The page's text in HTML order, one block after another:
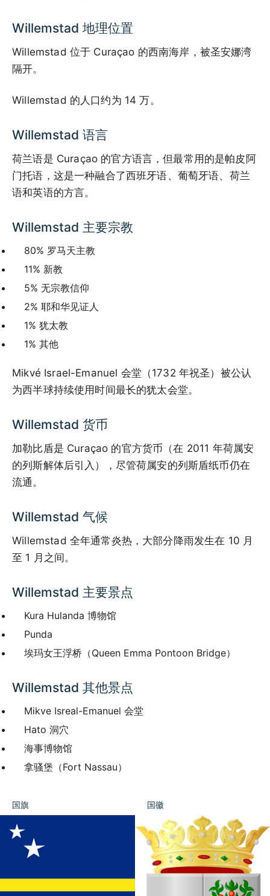
Willemstad 地理位置
Willemstad 位于 Curaçao 的西南海岸，被圣安娜湾
隔开。
Willemstad 的人口约为 14 万。
Willemstad 语言
荷兰语是 Curaçao 的官方语言，但最常用的是帕皮阿
门托语，这是一种融合了西班牙语、葡萄牙语、荷兰
语和英语的方言。
Willemstad 主要宗教
80% 罗马天主教
11% 新教
5% 无宗教信仰
2% 耶和华见证人
1% 犹太教
1% 其他
Mikvé Israel-Emanuel 会堂（1732 年祝圣）被公认
为西半球持续使用时间最长的犹太会堂。
Willemstad 货币
加勒比盾是 Curaçao 的官方货币（在 2011 年荷属安
的列斯解体后引入），尽管荷属安的列斯盾纸币仍在
流通。
Willemstad 气候
Willemstad 全年通常炎热，大部分降雨发生在 10 月
至 1 月之间。
Willemstad 主要景点
Kura Hulanda 博物馆
Punda
埃玛女王浮桥（Queen Emma Pontoon Bridge）
Willemstad 其他景点
Mikve Isreal-Emanuel 会堂
Hato 洞穴
海事博物馆
拿骚堡（Fort Nassau）
国旗 国徽